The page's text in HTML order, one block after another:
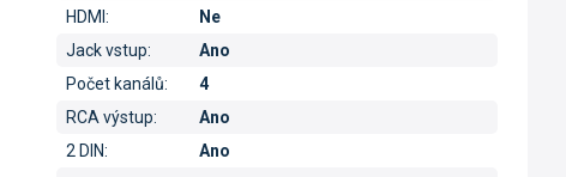
HDMI:
Ne
Jack vstup:
Ano
Počet kanálů:
4
RCA výstup:
Ano
2 DIN:
Ano